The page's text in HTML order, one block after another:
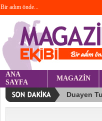
Bir adım önde...
ANA
SAYFA
MAGAZİN